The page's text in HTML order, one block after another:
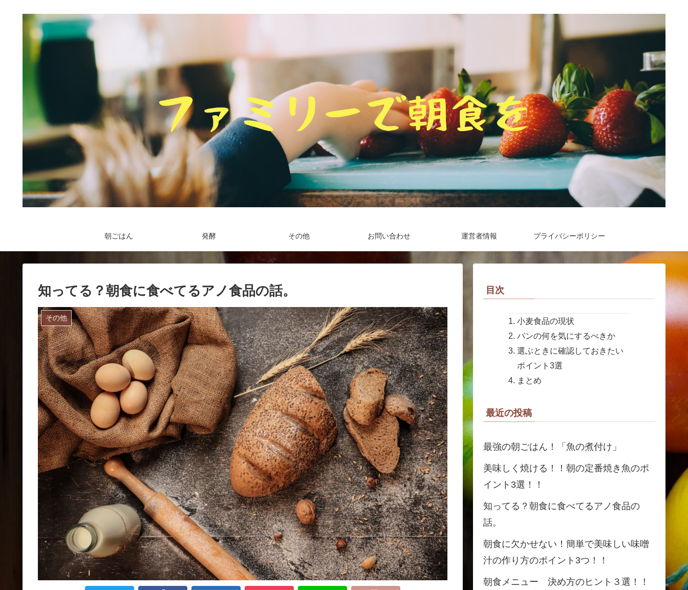
朝ごはん 発酵 その他 お問い合わせ 運営者情報 プライバシーポリシー
知ってる？朝食に食べてるアノ食品の話。
その他
目次
小麦食品の現状
パンの何を気にするべきか
選ぶときに確認しておきたい
ポイント3選
まとめ
最近の投稿
最強の朝ごはん！「魚の煮付け」
美味しく焼ける！！朝の定番焼き魚のポ
イント3選！！
知ってる？朝食に食べてるアノ食品の
話。
朝食に欠かせない！簡単で美味しい味噌
汁の作り方のポイント3つ！！
朝食メニュー 決め方のヒント３選！！